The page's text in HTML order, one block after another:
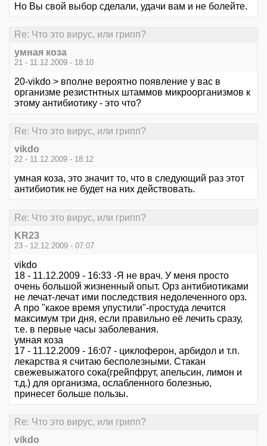
Но Вы свой выбор сделали, удачи вам и не болейте.
Re: Что это вирус, или грипп?
умная коза
21 - 11.12.2009 - 18:10
20-vikdo > вполне вероятно появление у вас в
организме резистнтных штаммов микроорганизмов к
этому антибиотику - это что?
Re: Что это вирус, или грипп?
vikdo
22 - 11.12.2009 - 18:12
умная коза, это значит то, что в следующий раз этот
антибиотик не будет на них действовать.
Re: Что это вирус, или грипп?
KR23
23 - 12.12.2009 - 07:07
vikdo
18 - 11.12.2009 - 16:33 -Я не врач. У меня просто
очень большой жизненный опыт. Орз антибиотиками
не лечат-лечат ими последствия недолеченного орз.
А про "какое время упустили"-простуда лечится
максимум три дня, если правильно её лечить сразу,
т.е. в первые часы заболевания.
умная коза
17 - 11.12.2009 - 16:07 - циклоферон, арбидол и т.п.
лекарства я считаю бесполезными. Стакан
свежевыжатого сока(грейпфрут, апельсин, лимон и
т.д.) для организма, ослабленного болезнью,
принесет больше пользы.
Re: Что это вирус, или грипп?
vikdo